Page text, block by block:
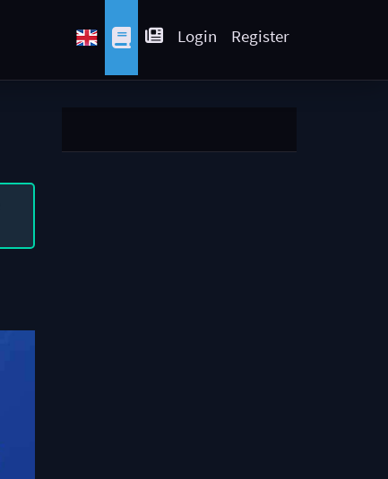
Login Register